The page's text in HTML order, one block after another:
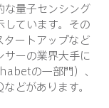
な量子センシング
しています。その
ートアップなど
ーの業界大手に
の一部門）、
があります。